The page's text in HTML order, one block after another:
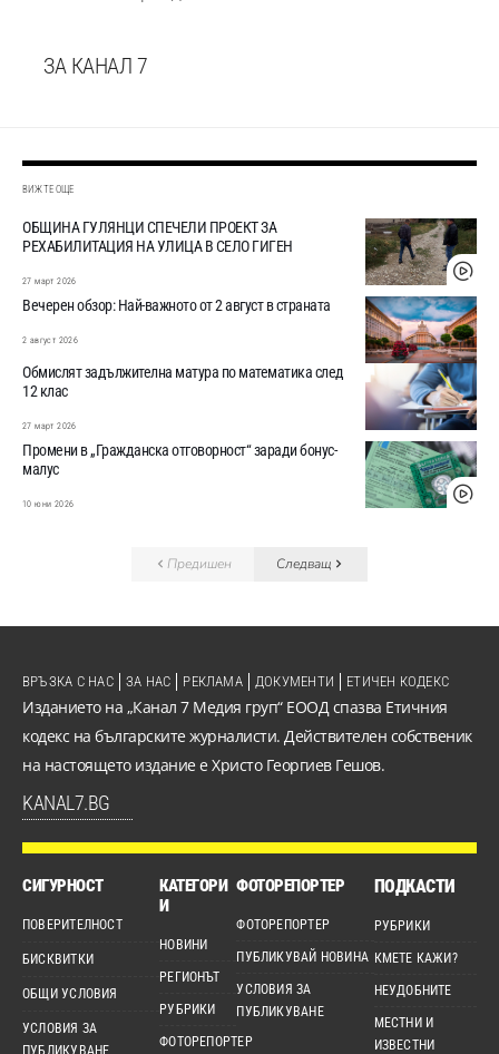
ЗА КАНАЛ 7
ВИЖТЕ ОЩЕ
ОБЩИНА ГУЛЯНЦИ СПЕЧЕЛИ ПРОЕКТ ЗА
РЕХАБИЛИТАЦИЯ НА УЛИЦА В СЕЛО ГИГЕН
27 март 2026
Вечерен обзор: Най-важното от 2 август в страната
2 август 2026
Обмислят задължителна матура по математика след
12 клас
27 март 2026
Промени в „Гражданска отговорност“ заради бонус-
малус
10 юни 2026
Предишен Следващ
Изданието на „Канал 7 Медия груп“ ЕООД спазва Етичния
кодекс на българските журналисти. Действителен собственик
на настоящето издание е Христо Георгиев Гешов.
KANAL7.BG
ВРЪЗКА С НАС ЗА НАС РЕКЛАМА ДОКУМЕНТИ ЕТИЧЕН КОДЕКС
СИГУРНОСТ
ПОВЕРИТЕЛНОСТ
БИСКВИТКИ
ОБЩИ УСЛОВИЯ
УСЛОВИЯ ЗА
ПУБЛИКУВАНЕ
КАТЕГОРИ
И
НОВИНИ
РЕГИОНЪТ
РУБРИКИ
ФОТОРЕПОРТЕР
ФОТОРЕПОРТЕР
ФОТОРЕПОРТЕР
ПУБЛИКУВАЙ НОВИНА
УСЛОВИЯ ЗА
ПУБЛИКУВАНЕ
ПОДКАСТИ
РУБРИКИ
КМЕТЕ КАЖИ?
НЕУДОБНИТЕ
МЕСТНИ И
ИЗВЕСТНИ